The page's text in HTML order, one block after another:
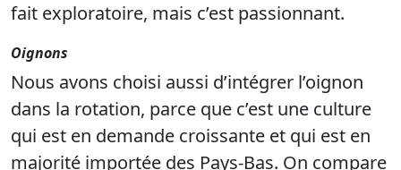
fait exploratoire, mais c’est passionnant.
Oignons
Nous avons choisi aussi d’intégrer l’oignon
dans la rotation, parce que c’est une culture
qui est en demande croissante et qui est en
majorité importée des Pays-Bas. On compare